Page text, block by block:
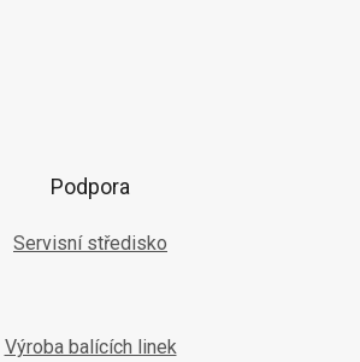
Podpora
Servisní středisko
Výroba balících linek